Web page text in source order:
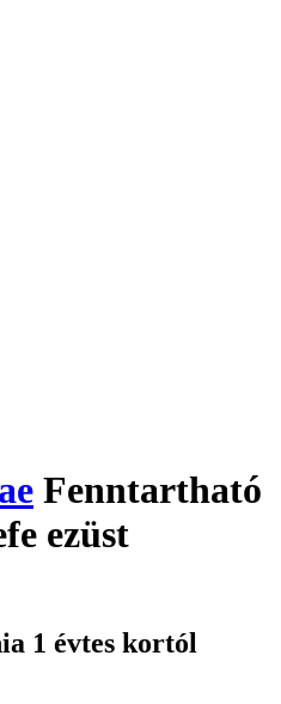
Fenntartható
ezüst
1 évtes kortól